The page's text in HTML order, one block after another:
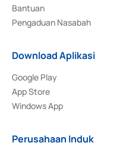
Bantuan
Pengaduan Nasabah
Download Aplikasi
Google Play
App Store
Windows App
Perusahaan Induk